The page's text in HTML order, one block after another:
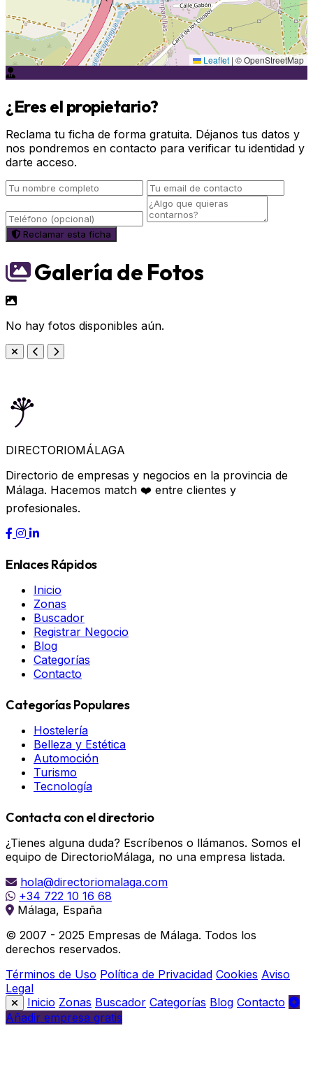
Leaflet | © OpenStreetMap
¿Eres el propietario?
Reclama tu ficha de forma gratuita. Déjanos tus datos y
nos pondremos en contacto para verificar tu identidad y
darte acceso.
Reclamar esta ficha
Galería de Fotos
No hay fotos disponibles aún.
DIRECTORIOMÁLAGA
Directorio de empresas y negocios en la provincia de
Málaga. Hacemos match ❤️ entre clientes y
profesionales.
Enlaces Rápidos
Inicio
Zonas
Buscador
Registrar Negocio
Blog
Categorías
Contacto
Categorías Populares
Hostelería
Belleza y Estética
Automoción
Turismo
Tecnología
Contacta con el directorio
¿Tienes alguna duda? Escríbenos o llámanos. Somos el
equipo de DirectorioMálaga, no una empresa listada.
hola@directoriomalaga.com
+34 722 10 16 68
Málaga, España
© 2007 - 2025 Empresas de Málaga. Todos los
derechos reservados.
Términos de Uso Política de Privacidad Cookies Aviso
Legal
Inicio Zonas Buscador Categorías Blog Contacto
Añadir empresa gratis